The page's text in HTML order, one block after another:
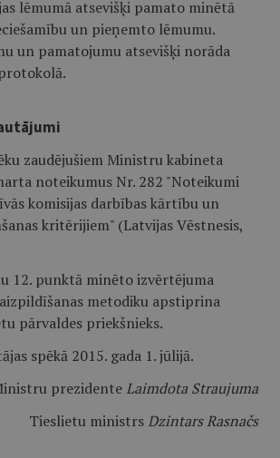
lēmumā atsevišķi pamato minētā
un pieņemto lēmumu.
un pamatojumu atsevišķi norāda
zaudējušiem Ministru kabineta
noteikumus Nr. 282 "Noteikumi
komisijas darbības kārtību un
kritērijiem" (Latvijas Vēstnesis,
12. punktā minēto izvērtējuma
metodiku apstiprina
pārvaldes priekšnieks.
spēkā 2015. gada 1. jūlijā.
prezidenteLaimdota Straujuma
Tieslietu ministrsDzintars Rasnačs